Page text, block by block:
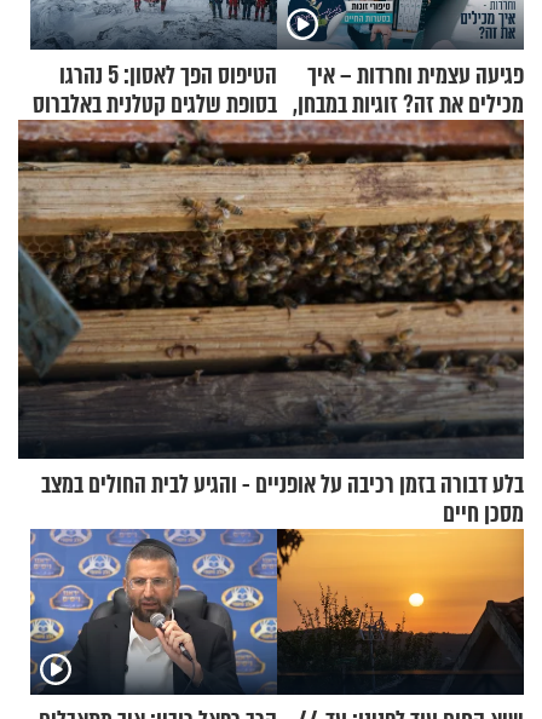
פגיעה עצמית וחרדות – איך
מכילים את זה? זוגיות במבחן,
הפעם עם יהודית ואלתר כהן
הטיפוס הפך לאסון: 5 נהרגו
בסופת שלגים קטלנית באלברוס
בלע דבורה בזמן רכיבה על אופניים - והגיע לבית החולים במצב
מסכן חיים